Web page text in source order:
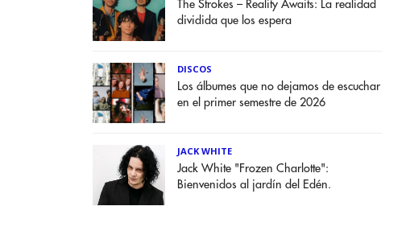
The Strokes – Reality Awaits: La realidad
dividida que los espera
DISCOS
Los álbumes que no dejamos de escuchar
en el primer semestre de 2026
JACK WHITE
Jack White "Frozen Charlotte":
Bienvenidos al jardín del Edén.